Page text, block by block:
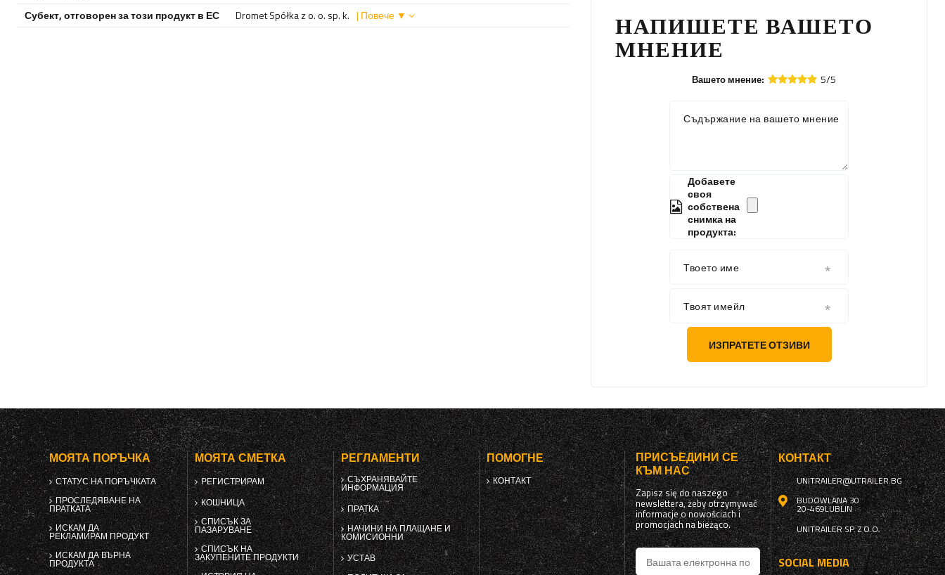
НАПИШЕТЕ ВАШЕТО
МНЕНИЕ
Вашето мнение: 5/5
Съдържание на вашето мнение
Добавете
своя
собствена
снимка на
продукта:
Твоето име
Твоят имейл
ИЗПРАТЕТЕ ОТЗИВИ
Субект, отговорен за този продукт в ЕС
Dromet Spółka z o. o. sp. k. | Повече ▼
МОЯТА ПОРЪЧКА
СТАТУС НА ПОРЪЧКАТА
ПРОСЛЕДЯВАНЕ НА
ПРАТКАТА
ИСКАМ ДА
РЕКЛАМИРАМ ПРОДУКТ
ИСКАМ ДА ВЪРНА
ПРОДУКТА
МОЯТА СМЕТКА
РЕГИСТРИРАМ
КОШНИЦА
СПИСЪК ЗА
ПАЗАРУВАНЕ
СПИСЪК НА
ЗАКУПЕНИТЕ ПРОДУКТИ
РЕГЛАМЕНТИ
СЪХРАНЯВАЙТЕ
ИНФОРМАЦИЯ
ПРАТКА
НАЧИНИ НА ПЛАЩАНЕ И
КОМИСИОННИ
УСТАВ
ПОМОГНЕ
КОНТАКТ
ПРИСЪЕДИНИ СЕ
КЪМ НАС
Zapisz się do naszego
newslettera, żeby otrzymywać
informacje o nowościach i
promocjach na bieżąco.
КОНТАКТ
UNITRAILER@UTRAILER.BG
BUDOWLANA 30
20-469LUBLIN
UNITRAILER SP. Z O.O.
SOCIAL MEDIA